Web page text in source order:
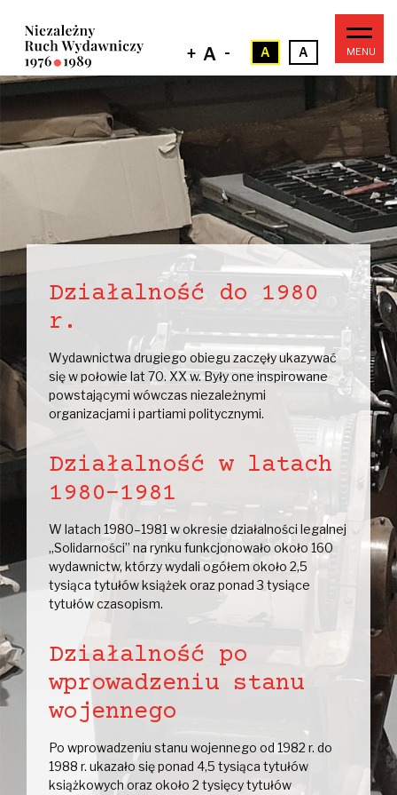
treści
A A
-
A
+
Główna
Działalność do 1980
r.
Wydawnictwa drugiego obiegu zaczęły ukazywać
się w połowie lat 70. XX w. Były one inspirowane
powstającymi wówczas niezależnymi
organizacjami i partiami politycznymi.
Działalność w latach
1980-1981
W latach 1980–1981 w okresie działalności legalnej
„Solidarności” na rynku funkcjonowało około 160
wydawnictw, którzy wydali ogółem około 2,5
tysiąca tytułów książek oraz ponad 3 tysiące
tytułów czasopism.
Działalność po
wprowadzeniu stanu
wojennego
Po wprowadzeniu stanu wojennego od 1982 r. do
1988 r. ukazało się ponad 4,5 tysiąca tytułów
książkowych oraz około 2 tysięcy tytułów